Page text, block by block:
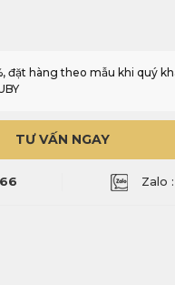
đặt hàng theo mẫu khi quý
TƯ VẤN NGAY
Zalo :